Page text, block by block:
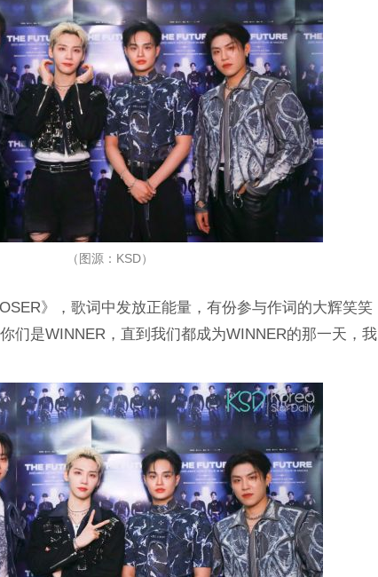
（图源：KSD）
》，歌词中发放正能量，有份参与作词的大辉笑笑
们是WINNER，直到我们都成为WINNER的那一天，我